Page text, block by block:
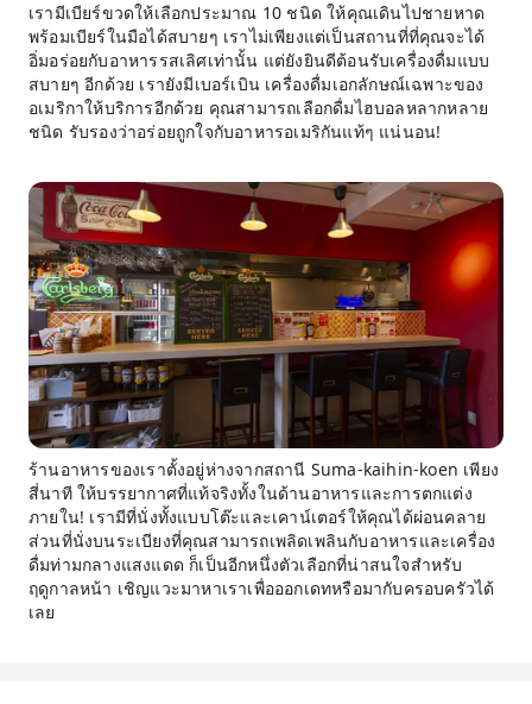
เรามีเบียร์ขวดให้เลือกประมาณ 10 ชนิด ให้คุณเดินไปชายหาด
พร้อมเบียร์ในมือได้สบายๆ เราไม่เพียงแต่เป็นสถานที่ที่คุณจะได้
อิ่มอร่อยกับอาหารรสเลิศเท่านั้น แต่ยังยินดีต้อนรับเครื่องดื่มแบบ
สบายๆ อีกด้วย เรายังมีเบอร์เบิน เครื่องดื่มเอกลักษณ์เฉพาะของ
อเมริกาให้บริการอีกด้วย คุณสามารถเลือกดื่มไฮบอลหลากหลาย
ชนิด รับรองว่าอร่อยถูกใจกับอาหารอเมริกันแท้ๆ แน่นอน!
ร้านอาหารของเราตั้งอยู่ห่างจากสถานี Suma-kaihin-koen เพียง
สี่นาที ให้บรรยากาศที่แท้จริงทั้งในด้านอาหารและการตกแต่ง
ภายใน! เรามีที่นั่งทั้งแบบโต๊ะและเคาน์เตอร์ให้คุณได้ผ่อนคลาย
ส่วนที่นั่งบนระเบียงที่คุณสามารถเพลิดเพลินกับอาหารและเครื่อง
ดื่มท่ามกลางแสงแดด ก็เป็นอีกหนึ่งตัวเลือกที่น่าสนใจสำหรับ
ฤดูกาลหน้า เชิญแวะมาหาเราเพื่อออกเดทหรือมากับครอบครัวได้
เลย